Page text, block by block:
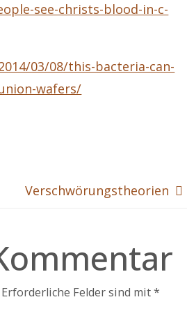
see-christs-blood-in-c-
03/08/this-bacteria-can-
wafers/
Verschwörungstheorien
Erforderliche Felder sind mit*